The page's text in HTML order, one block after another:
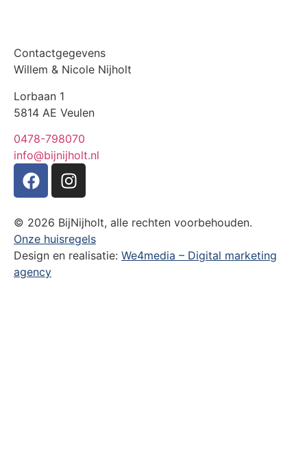
Contactgegevens
Willem & Nicole Nijholt
Lorbaan 1
5814 AE Veulen
0478-798070
info@bijnijholt.nl
© 2026 BijNijholt, alle rechten voorbehouden.
Onze huisregels
Design en realisatie: We4media – Digital marketing
agency